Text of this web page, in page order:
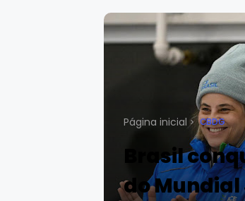
Página inicial CBDG
Brasil
do Mundial